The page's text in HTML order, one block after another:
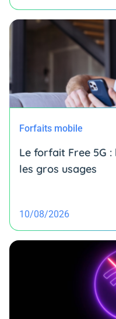
Forfaits mobile
Le forfait Free 5G
les gros usages
10/08/2026